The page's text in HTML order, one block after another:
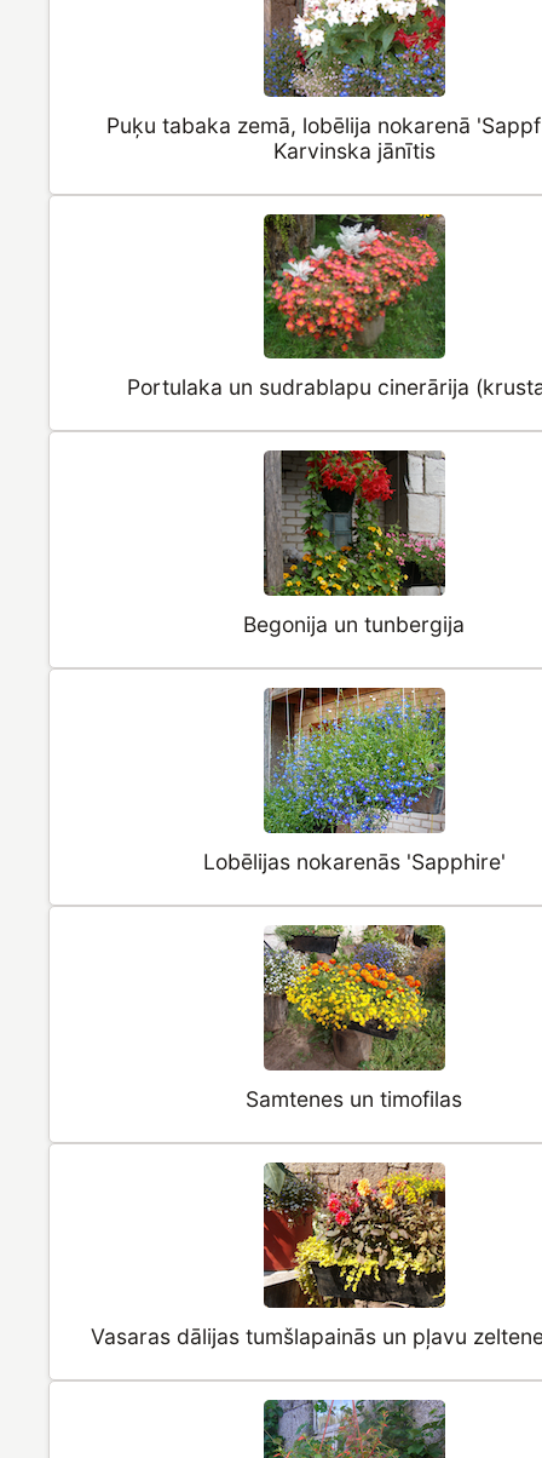
Puķu tabaka zemā, lobēlija nokarenā
Karvinska jānītis
Portulaka un sudrablapu cinerārija
Begonija un tunbergija
Lobēlijas nokarenās 'Sapphire'
Samtenes un timofilas
Vasaras dālijas tumšlapainās un pļavu